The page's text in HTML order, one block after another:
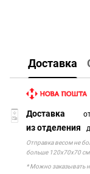
Доставка
Доставка
из отделения
Отправка весом не
больше 120х70х70 см
* Можно заказывать